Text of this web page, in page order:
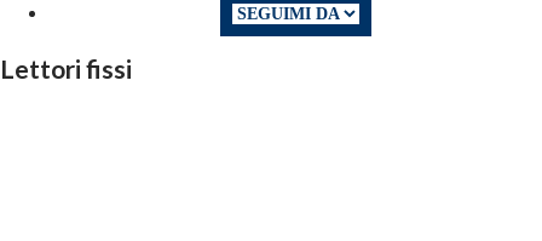
Lettori fissi